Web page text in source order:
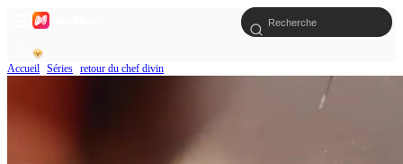
Accueil Séries retour du chef divin